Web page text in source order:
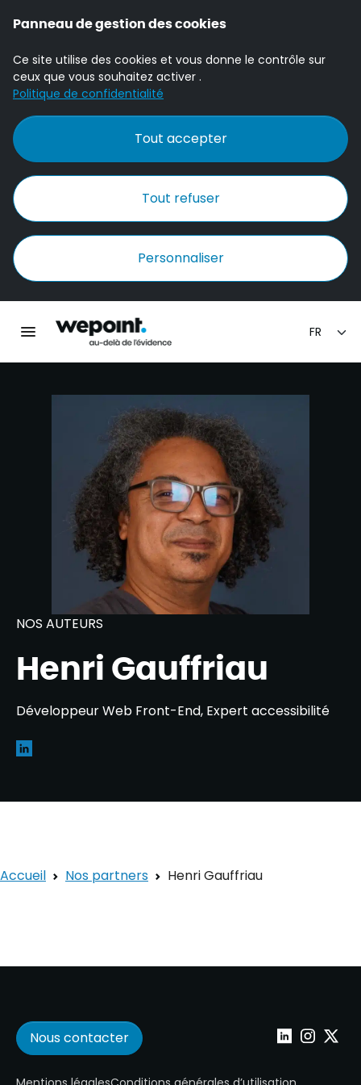
Panneau de gestion des cookies
Ce site utilise des cookies et vous donne le contrôle sur
ceux que vous souhaitez activer .
Politique de confidentialité
Tout accepter
Tout refuser
Personnaliser
Ouvrir la navigation principale
NOS AUTEURS
Henri Gauffriau
Développeur Web Front-End, Expert accessibilité
Accueil Nos partners Henri Gauffriau
Nous contacter Wepoint sur
Wepoint